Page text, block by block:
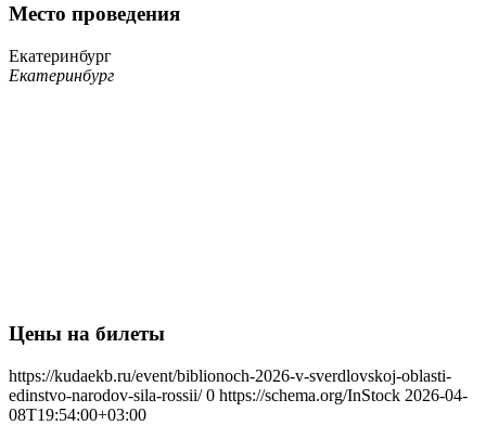
Место проведения
Екатеринбург
Екатеринбург
Цены на билеты
https://kudaekb.ru/event/biblionoch-2026-v-sverdlovskoj-oblasti-
edinstvo-narodov-sila-rossii/ 0 https://schema.org/InStock 2026-04-
08T19:54:00+03:00